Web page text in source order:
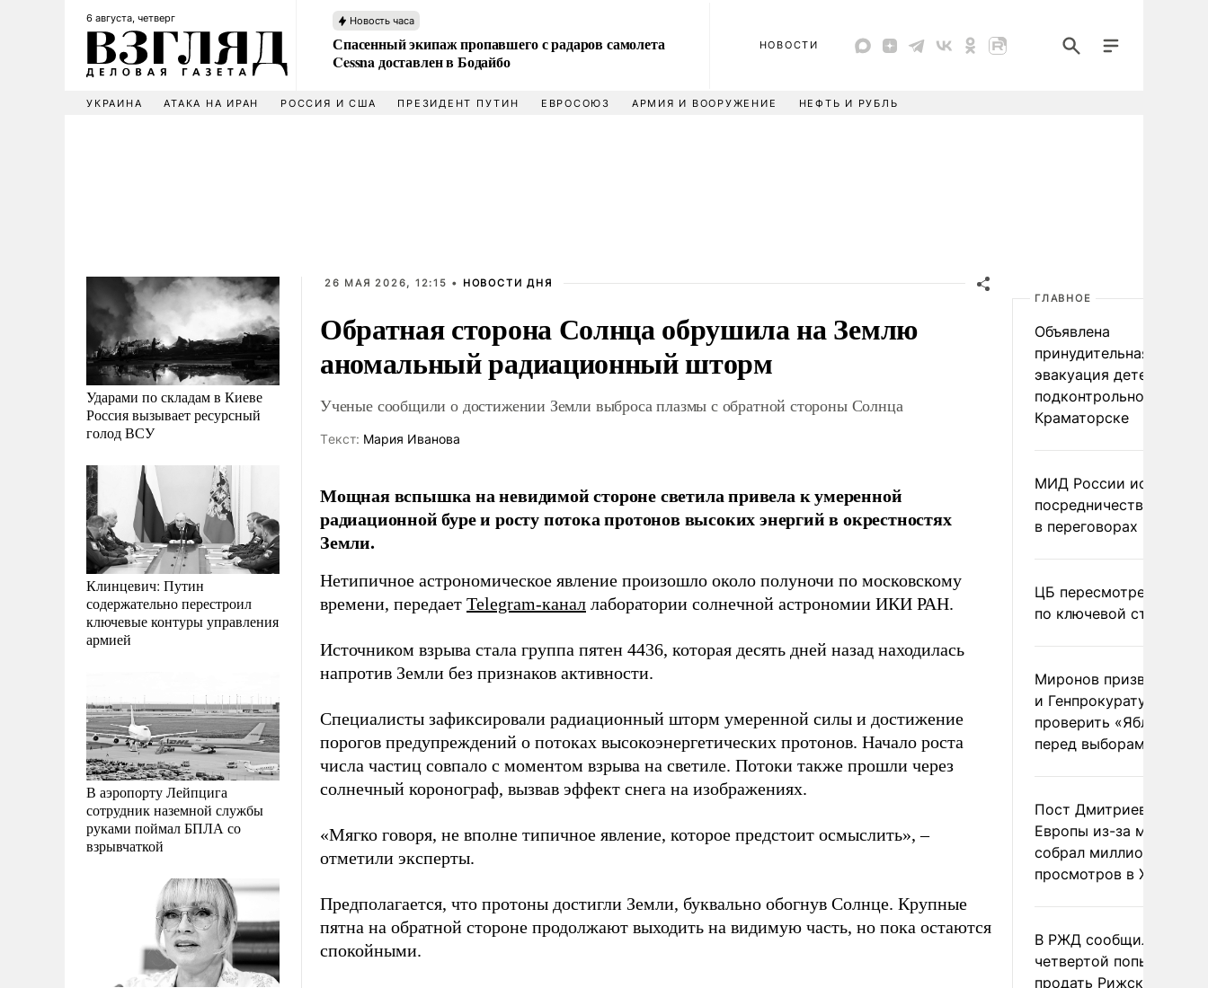
6 августа, четверг Новость часа
Спасенный экипаж пропавшего с радаров самолета
Cessna доставлен в Бодайбо
НОВОСТИ
УКРАИНА АТАКА НА ИРАН РОССИЯ И США ПРЕЗИДЕНТ ПУТИН ЕВРОСОЮЗ АРМИЯ И ВООРУЖЕНИЕ НЕФТЬ И РУБЛЬ
Ударами по складам в Киеве
Россия вызывает ресурсный
голод ВСУ
Клинцевич: Путин
содержательно перестроил
ключевые контуры управления
армией
В аэропорту Лейпцига
сотрудник наземной службы
руками поймал БПЛА со
взрывчаткой
26 МАЯ 2026, 12:15 • НОВОСТИ ДНЯ
Обратная сторона Солнца обрушила на Землю
аномальный радиационный шторм
Ученые сообщили о достижении Земли выброса плазмы с обратной стороны Солнца
Tекст: Мария Иванова
Мощная вспышка на невидимой стороне светила привела к умеренной
радиационной буре и росту потока протонов высоких энергий в окрестностях
Земли.
Нетипичное астрономическое явление произошло около полуночи по московскому
времени, передает Telegram-канал лаборатории солнечной астрономии ИКИ РАН.
Источником взрыва стала группа пятен 4436, которая десять дней назад находилась
напротив Земли без признаков активности.
Специалисты зафиксировали радиационный шторм умеренной силы и достижение
порогов предупреждений о потоках высокоэнергетических протонов. Начало роста
числа частиц совпало с моментом взрыва на светиле. Потоки также прошли через
солнечный коронограф, вызвав эффект снега на изображениях.
«Мягко говоря, не вполне типичное явление, которое предстоит осмыслить», –
отметили эксперты.
Предполагается, что протоны достигли Земли, буквально обогнув Солнце. Крупные
пятна на обратной стороне продолжают выходить на видимую часть, но пока остаются
спокойными.
ГЛАВНОЕ
Объявлена
принудительная
эвакуация детей в
подконтрольном Киеву
Краматорске
МИД России исключил
посредничество
в переговорах по
ЦБ пересмотрел
по ключевой ставке
Миронов призвал
и Генпрокуратуру
проверить «Яблоко»
перед выборами
Пост Дмитриева о
Европы из-за
собрал миллион
просмотров в X
В РЖД сообщили о
четвертой попытке
продать Рижский